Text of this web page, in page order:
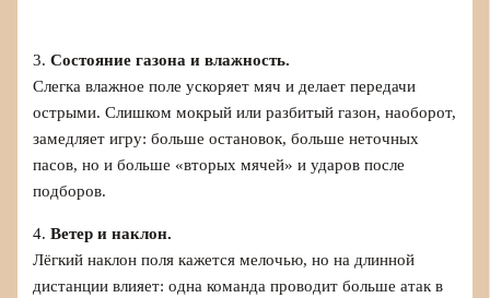
3.Состояние газона и влажность.
Слегка влажное поле ускоряет мяч и делает передачи
острыми. Слишком мокрый или разбитый газон, наоборот,
замедляет игру: больше остановок, больше неточных
пасов, но и больше «вторых мячей» и ударов после
подборов.
4.Ветер и наклон.
Лёгкий наклон поля кажется мелочью, но на длинной
дистанции влияет: одна команда проводит больше атак в